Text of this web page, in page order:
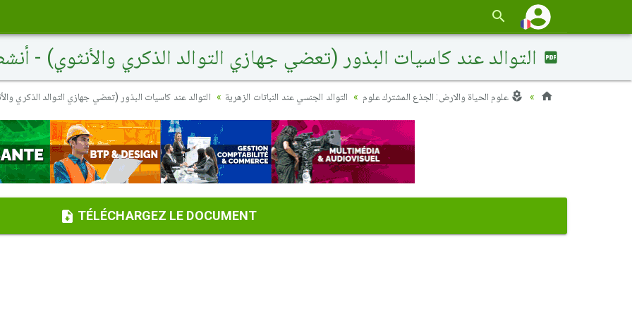
التوالد عند كاسيات البذور (تعضي جهازي التوالد الذكري والأنثوي) -
علوم الحياة والارض: الجذع المشترك علوم التوالد الجنسي عند النباتات الزهرية التوالد عند كاسيات البذور (تعضي جهازي التوالد الذكري
TÉLÉCHARGEZ LE DOCUMENT